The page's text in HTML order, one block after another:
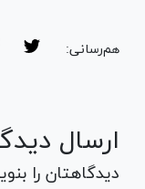
هم‌رسانی:
ارسال
دیدگاهتان را